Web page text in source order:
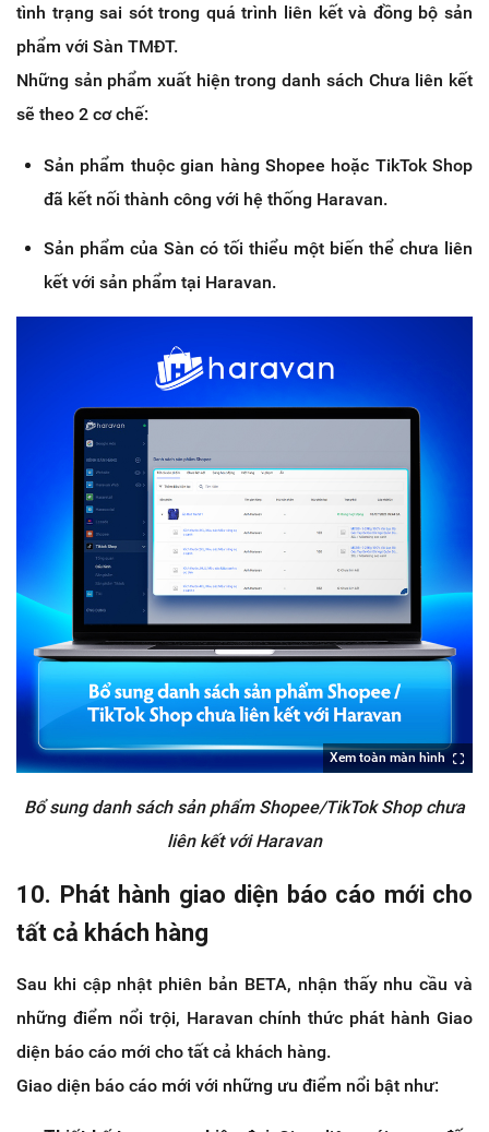
tình trạng sai sót trong quá trình liên kết và đồng bộ sản
phẩm với Sàn TMĐT.
Những sản phẩm xuất hiện trong danh sách Chưa liên kết
sẽ theo 2 cơ chế:
Sản phẩm thuộc gian hàng Shopee hoặc TikTok Shop
đã kết nối thành công với hệ thống Haravan.
Sản phẩm của Sàn có tối thiểu một biến thể chưa liên
kết với sản phẩm tại Haravan.
Xem toàn màn hình
Bổ sung danh sách sản phẩm Shopee/TikTok Shop chưa
liên kết với Haravan
10. Phát hành giao diện báo cáo mới cho
tất cả khách hàng
Sau khi cập nhật phiên bản BETA, nhận thấy nhu cầu và
những điểm nổi trội, Haravan chính thức phát hành Giao
diện báo cáo mới cho tất cả khách hàng.
Giao diện báo cáo mới với những ưu điểm nổi bật như: